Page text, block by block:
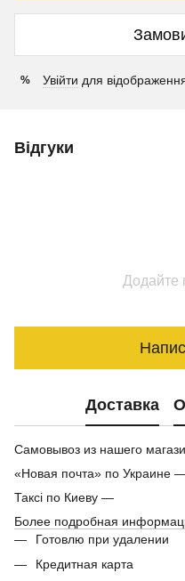
% Увійти для
Відгуки
Додайте
Доставка
Самовывоз из нашего
«Новая почта» по Украине —
Таксі по Киеву —
Более подробная
Готовлю при удалении
Кредитная карта